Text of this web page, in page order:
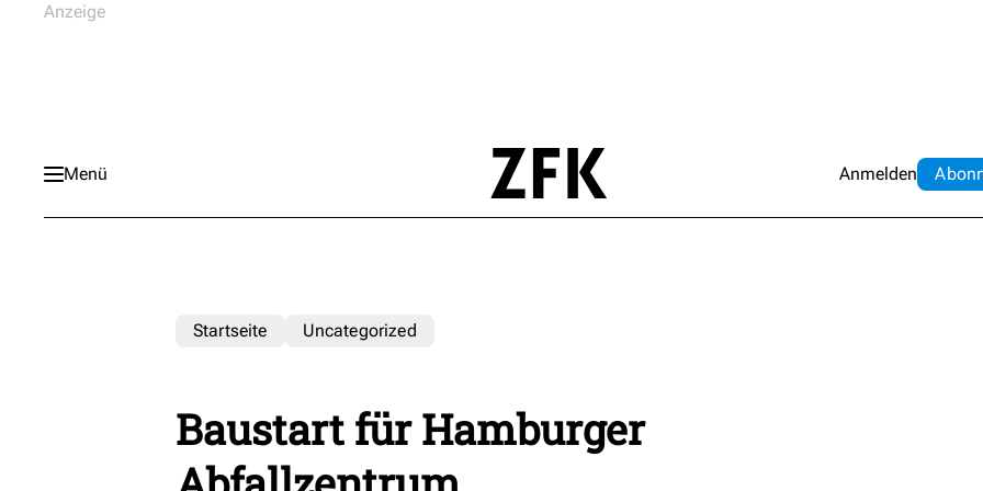
Menü Anmelden Abo
Startseite Uncategorized
Baustart für Hamburger